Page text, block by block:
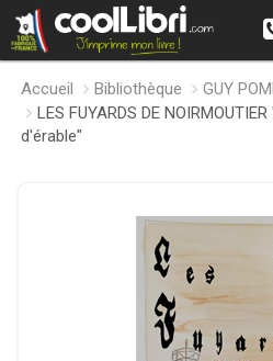
Accueil Bibliothèque
GUY
LES FUYARDS DE
d'érable"